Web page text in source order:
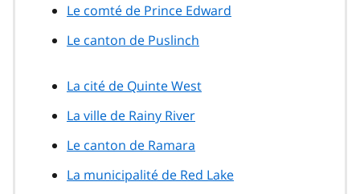
Le comté de Prince Edward
Le canton de Puslinch
La cité de Quinte West
La ville de Rainy River
Le canton de Ramara
La municipalité de Red Lake